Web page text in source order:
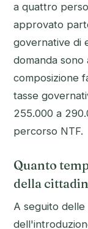
a quattro
approvato
governative di
domanda sono
composizione
tasse
255.000 a
percorso NTF.
Quanto
della
A seguito